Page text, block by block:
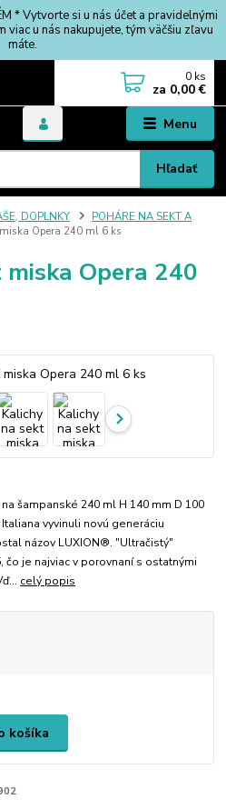
* Vytvorte si u nás účet a pravidelnými
viac u nás nakupujete, tým väčšiu zľavu
máte.
Menu
Hľadať
0 ks
za 0,00 €
DOPLNKY
POHÁRE NA SEKT A
Opera 240 ml 6 ks
Opera 240
šampanské 240 ml H 140 mm D 100
vyvinuli novú generáciu
názov LUXION®. "Ultračistý"
je najviac v porovnaní s ostatnými
celý popis
košíka